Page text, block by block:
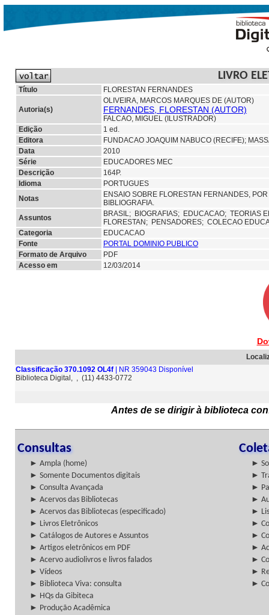
LIVRO
Título FLORESTAN FERNANDES
Autoria(s)
OLIVEIRA, MARCOS MARQUES DE (AUTOR)
FERNANDES, FLORESTAN (AUTOR)
FALCAO, MIGUEL (ILUSTRADOR)
Edição
1 ed.
Editora
FUNDACAO JOAQUIM NABUCO (RECIFE);
Data
2010
Série
EDUCADORES MEC
Descrição
164P.
Idioma
PORTUGUES
Notas
ENSAIO SOBRE FLORESTAN FERNANDES,
BIBLIOGRAFIA.
Assuntos
BRASIL; BIOGRAFIAS; EDUCACAO; TEORIAS
FLORESTAN; PENSADORES; COLECAO
Categoria
EDUCACAO
Fonte
PORTAL DOMINIO PUBLICO
Formato de Arquivo
PDF
Acesso em
12/03/2014
Classificação 370.1092 OL4f | NR 359043 Disponível
Biblioteca Digital, , (11) 4433-0772
Antes de se dirigir à biblioteca
Consultas
► Ampla (home)
►
► Somente Documentos digitais
►
► Consulta Avançada
►
► Acervos das Bibliotecas
►
► Acervos das Bibliotecas (especificado)
►
► Livros Eletrônicos
►
► Catálogos de Autores e Assuntos
►
► Artigos eletrônicos em PDF
►
► Acervo audiolivros e livros falados
►
► Vídeos
►
► Biblioteca Viva: consulta
►
► HQs da Gibiteca
► Produção Acadêmica